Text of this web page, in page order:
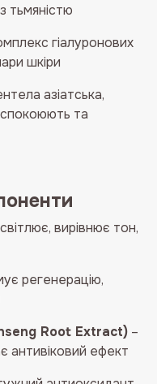
тьмяністю
гіалуронових
шкіри
азіатська,
та
вирівнює тон,
регенерацію,
Root Extract) –
антивіковий ефект